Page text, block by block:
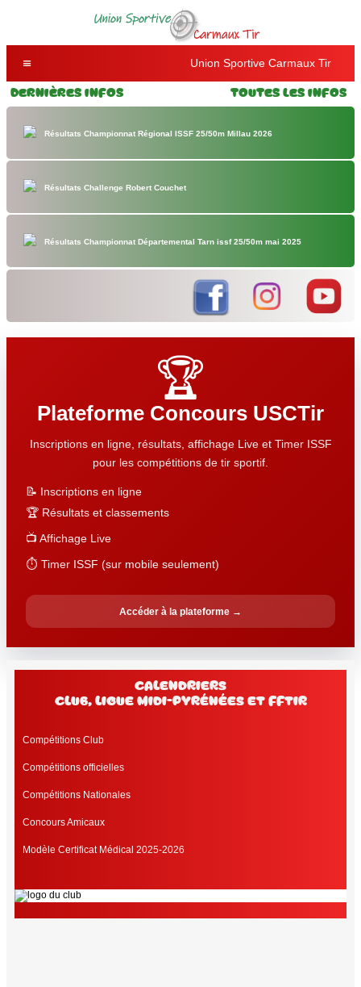
Union Sportive Carmaux Tir
Dernières Infos Toutes les Infos
Résultats Championnat Régional ISSF 25/50m Millau 2026
Résultats Challenge Robert Couchet
Résultats Championnat Départemental Tarn issf 25/50m mai 2025
🏆
Plateforme Concours USCTir
Inscriptions en ligne, résultats, affichage Live et Timer ISSF
pour les compétitions de tir sportif.
📝 Inscriptions en ligne
🏆 Résultats et classements
📺 Affichage Live
⏱️ Timer ISSF (sur mobile seulement)
Accéder à la plateforme →
Calendriers
club, Ligue Midi-Pyrénées et FFtir
Compétitions Club
Compétitions officielles
Compétitions Nationales
Concours Amicaux
Modèle Certificat Médical 2025-2026